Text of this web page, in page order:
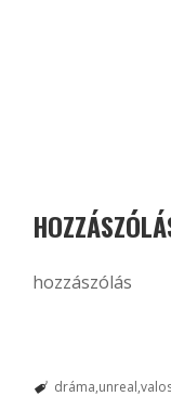
hozzászólás
dráma unreal